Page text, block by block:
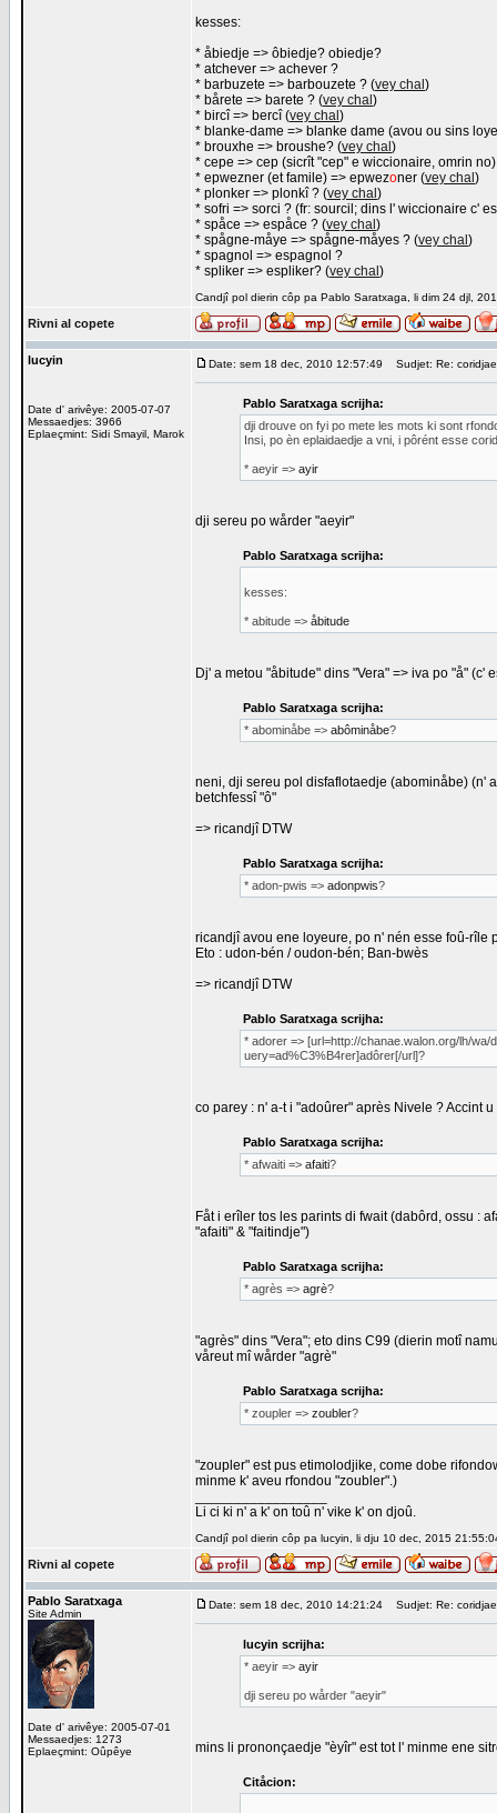
kesses:
* åbiedje => ôbiedje? obiedje?
* atchever => achever ?
* barbuzete => barbouzete ? (vey chal )
* bårete => barete ? (vey chal )
* bircî => bercî (vey chal )
* blanke-dame => blanke dame (avou ou sins
* brouxhe => broushe? (vey chal )
* cepe => cep (sicrît "cep" e wiccionaire, omrin no)
* epwezner (et famile) => epwezoner (vey chal )
* plonker => plonkî ? (vey chal )
* sofri => sorci ? (fr: sourcil; dins l' wiccionaire c'
* spåce => espåce ? (vey chal )
* spågne-måye => spågne-måyes ? (vey chal )
* spagnol => espagnol ?
* spliker => espliker? (vey chal )
Candjî pol dierin côp pa Pablo Saratxaga, li dim 24 djl,
Rivni al copete
lucyin
Date d' arivêye: 2005-07-07
Messaedjes: 3966
Eplaeçmint: Sidi Smayil, Marok
Date: sem 18 dec, 2010 12:57:49 Sudjet: Re:
Pablo Saratxaga scrijha:
dji drouve on fyi po mete les mots ki sont
Insi, po èn eplaidaedje a vni, i pôrént esse
* aeyir => ayir
dji sereu po wårder "aeyir"
Pablo Saratxaga scrijha:
kesses:
* abitude => åbitude
Dj' a metou "åbitude" dins "Vera" => iva po "å" (c'
Pablo Saratxaga scrijha:
* abominåbe => abôminåbe?
neni, dji sereu pol disfaflotaedje (abominåbe) (n'
betchfessî "ô"
=> ricandjî DTW
Pablo Saratxaga scrijha:
* adon-pwis => adonpwis?
ricandjî avou ene loyeure, po n' nén esse foû-rîle
Eto : udon-bén / oudon-bén; Ban-bwès
=> ricandjî DTW
Pablo Saratxaga scrijha:
* adorer => [url=http://chanae.walon.org/lh/wa/
uery=ad%C3%B4rer]adôrer[/url]?
co parey : n' a-t i "adoûrer" après Nivele ? Accint
Pablo Saratxaga scrijha:
* afwaiti => afaiti?
Fåt i erîler tos les parints di fwait (dabôrd, ossu :
"afaiti" & "faitindje")
Pablo Saratxaga scrijha:
* agrès => agrè?
"agrès" dins "Vera"; eto dins C99 (dierin motî
våreut mî wårder "agrè"
Pablo Saratxaga scrijha:
* zoupler => zoubler?
"zoupler" est pus etimolodjike, come dobe
minme k' aveu rfondou "zoubler".)
Li ci ki n' a k' on toû n' vike k' on djoû.
Candjî pol dierin côp pa lucyin, li dju 10 dec, 2015
Rivni al copete
Pablo Saratxaga
Site Admin
Date d' arivêye: 2005-07-01
Messaedjes: 1273
Eplaeçmint: Oûpêye
Date: sem 18 dec, 2010 14:21:24 Sudjet: Re:
lucyin scrijha:
* aeyir => ayir
dji sereu po wårder "aeyir"
mins li prononçaedje "èyîr" est tot l' minme ene
Citåcion: